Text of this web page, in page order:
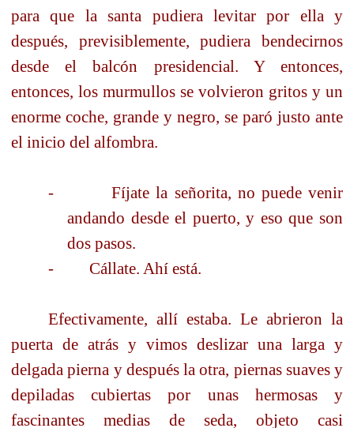
para que la santa pudiera levitar por ella y
después, previsiblemente, pudiera bendecirnos
desde el balcón presidencial. Y entonces,
entonces, los murmullos se volvieron gritos y un
enorme coche, grande y negro, se paró justo ante
el inicio del alfombra.
-
Fíjate la señorita, no puede venir
andando desde el puerto, y eso que son
dos pasos.
-
Cállate. Ahí está.
Efectivamente, allí estaba. Le abrieron la
puerta de atrás y vimos deslizar una larga y
delgada pierna y después la otra, piernas suaves y
depiladas cubiertas por unas hermosas y
fascinantes medias de seda, objeto casi